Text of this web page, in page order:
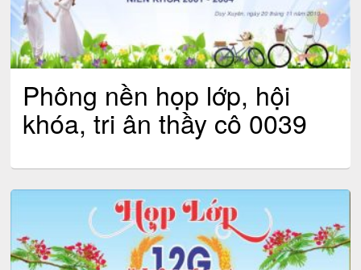
Phông nền họp lớp, hội
khóa, tri ân thầy cô 0039